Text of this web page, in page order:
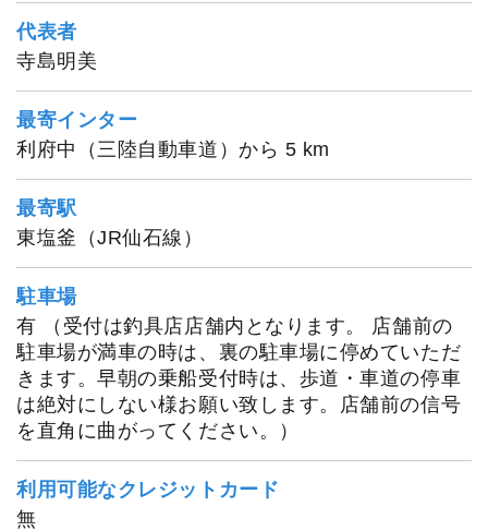
代表者
寺島明美
最寄インター
利府中（三陸自動車道）から 5 km
最寄駅
東塩釜（JR仙石線）
駐車場
有 （受付は釣具店店舗内となります。 店舗前の
駐車場が満車の時は、裏の駐車場に停めていただ
きます。早朝の乗船受付時は、歩道・車道の停車
は絶対にしない様お願い致します。店舗前の信号
を直角に曲がってください。）
利用可能なクレジットカード
無